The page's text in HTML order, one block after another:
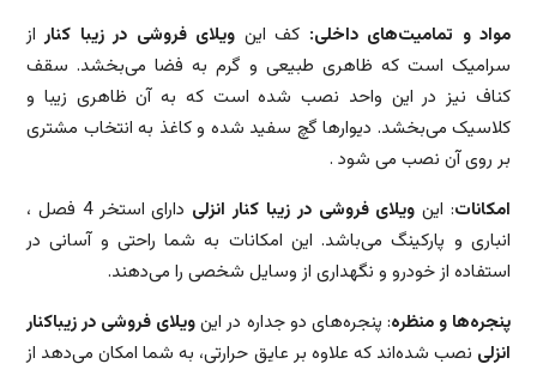
مواد و تمامیت‌های داخلی: کف این ویلای فروشی در زیبا کناراز
سرامیک است که ظاهری طبیعی و گرم به فضا می‌بخشد. سقف
کناف نیز در این واحد نصب شده است که به آن ظاهری زیبا و
کلاسیک می‌بخشد. دیوارها گچ سفید شده و کاغذ به انتخاب مشتری
بر روی آن نصب می شود .
امکانات: این ویلای فروشی در زیبا کنار انزلی
دارای استخر 4 فصل ،
انباری و پارکینگ می‌باشد. این امکانات به شما راحتی و آسانی در
استفاده از خودرو و نگهداری از وسایل شخصی را می‌دهند.
پنجره‌ها و منظره: پنجره‌های دو جداره در اینویلای فروشی در زیباکنار
انزلی نصب شده‌اند که علاوه بر عایق حرارتی، به شما امکان می‌دهد از